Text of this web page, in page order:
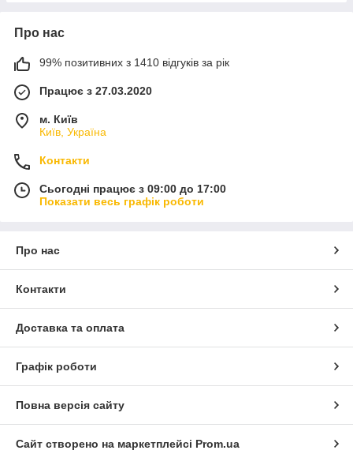
Про нас
99% позитивних з 1410 відгуків за рік
Працює з 27.03.2020
м. Київ
Київ, Україна
Контакти
Сьогодні працює з 09:00 до 17:00
Показати весь графік роботи
Про нас
Контакти
Доставка та оплата
Графік роботи
Повна версія сайту
Сайт створено на маркетплейсі Prom.ua